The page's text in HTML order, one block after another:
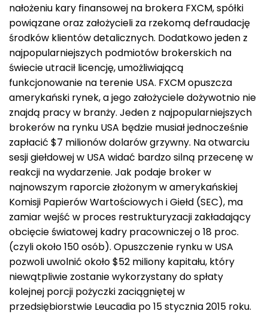
nałożeniu kary finansowej na brokera FXCM, spółki
powiązane oraz założycieli za rzekomą defraudację
środków klientów detalicznych. Dodatkowo jeden z
najpopularniejszych podmiotów brokerskich na
świecie utracił licencję, umożliwiającą
funkcjonowanie na terenie USA. FXCM opuszcza
amerykański rynek, a jego założyciele dożywotnio nie
znajdą pracy w branży. Jeden z najpopularniejszych
brokerów na rynku USA będzie musiał jednocześnie
zapłacić $7 milionów dolarów grzywny. Na otwarciu
sesji giełdowej w USA widać bardzo silną przecenę w
reakcji na wydarzenie. Jak podaje broker w
najnowszym raporcie złożonym w amerykańskiej
Komisji Papierów Wartościowych i Giełd (SEC), ma
zamiar wejść w proces restrukturyzacji zakładający
obcięcie światowej kadry pracowniczej o 18 proc.
(czyli około 150 osób). Opuszczenie rynku w USA
pozwoli uwolnić około $52 miliony kapitału, który
niewątpliwie zostanie wykorzystany do spłaty
kolejnej porcji pożyczki zaciągniętej w
przedsiębiorstwie Leucadia po 15 stycznia 2015 roku.